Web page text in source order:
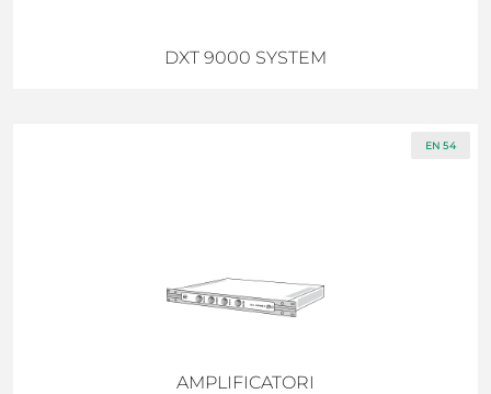
DXT 9000 SYSTEM
EN 54
AMPLIFICATORI